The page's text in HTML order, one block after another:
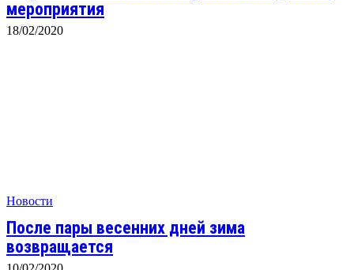
мероприятия
18/02/2020
Новости
После пары весенних дней зима
возвращается